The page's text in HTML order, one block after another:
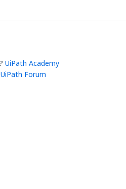
UiPath Academy
UiPath Forum